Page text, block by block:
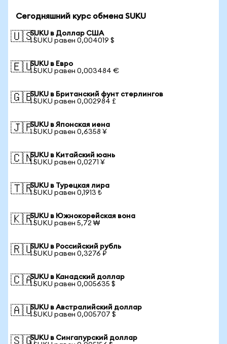
Сегодняшний курс обмена SUKU
🇺🇸SUKU в Доллар США
1 SUKU равен 0,004019 $
🇪🇺SUKU в Евро
1 SUKU равен 0,003484 €
🇬🇧SUKU в Британский фунт стерлингов
1 SUKU равен 0,002984 £
🇯🇵SUKU в Японская иена
1 SUKU равен 0,6358 ¥
🇨🇳SUKU в Китайский юань
1 SUKU равен 0,0271 ¥
🇹🇷SUKU в Турецкая лира
1 SUKU равен 0,1913 ₺
🇰🇷SUKU в Южнокорейская вона
1 SUKU равен 5,72 ₩
🇷🇺SUKU в Российский рубль
1 SUKU равен 0,3276 ₽
🇨🇦SUKU в Канадский доллар
1 SUKU равен 0,005635 $
🇦🇺SUKU в Австралийский доллар
1 SUKU равен 0,005707 $
🇸🇬SUKU в Сингапурский доллар